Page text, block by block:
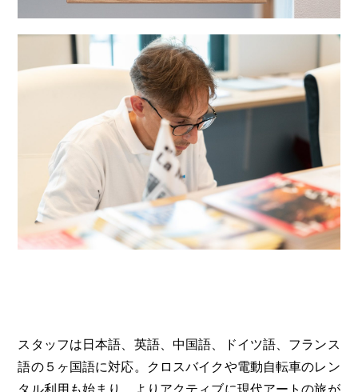
スタッフは日本語、英語、中国語、ドイツ語、フランス
語の５ヶ国語に対応。クロスバイクや電動自転車のレン
タル利用も始まり、よりアクティブに現代アートの旅が